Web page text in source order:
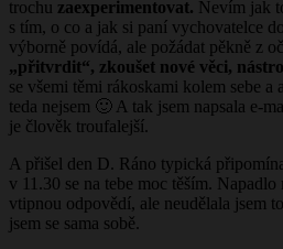
trochu zaexperimentovat. Nevím jak
s tím, o co a jak si paní vychovatelce
výborně povídá, ale požádat pěkně z
„přitvrdit“, zkoušet nové věci,
se všemi těmi rákoskami kolem sebe
teda nejsem 🙂 A tak jsem napsala e-
je člověk troufalejší.
A přišel den D. Ráno typická
v 11.30 se na tebe moc těším.
vtipnou odpovědí, ale neudělala jsem
jsem se sama sobě.